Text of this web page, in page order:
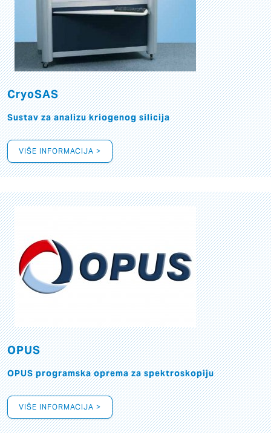
CryoSAS
Sustav za analizu kriogenog silicija
VIŠE INFORMACIJA >
OPUS
OPUS programska oprema za spektroskopiju
VIŠE INFORMACIJA >